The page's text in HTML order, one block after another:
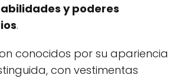
y poderes
.
conocidos por su apariencia
con vestimentas